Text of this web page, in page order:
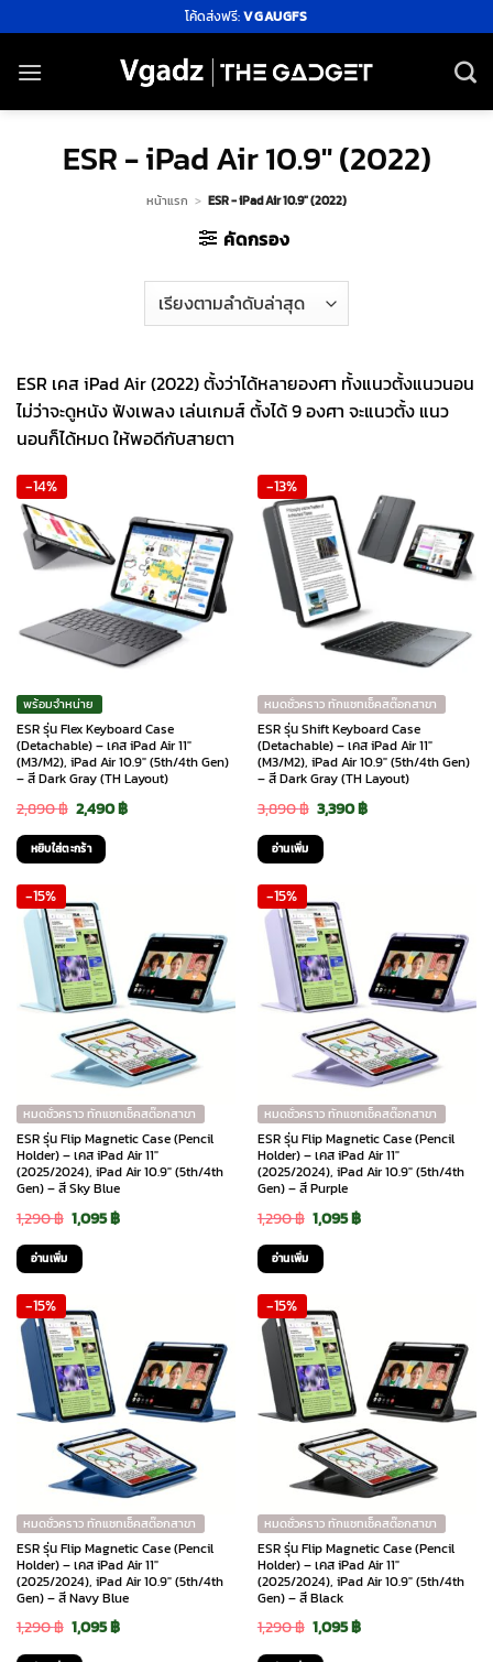
ไป
ยัง
โค้ดส่งฟรี:VGAUGFS
ESR - iPad Air 10.9" (2022)
หน้าแรก > ESR - iPad Air 10.9" (2022)
คัดกรอง
ESR เคส iPad Air (2022) ตั้งว่าได้หลายองศา ทั้งแนวตั้งแนวนอน
ไม่ว่าจะดูหนัง ฟังเพลง เล่นเกมส์ ตั้งได้ 9 องศา จะแนวตั้ง แนว
นอนก็ได้หมด ให้พอดีกับสายตา
-14%
พร้อมจำหน่าย
ESR รุ่น Flex Keyboard Case
(Detachable) – เคส iPad Air 11″
(M3/M2), iPad Air 10.9″ (5th/4th Gen)
– สี Dark Gray (TH Layout)
2,890฿ Original
price
was:
2,890 ฿.
2,490฿Current
หยิบใส่ตะกร้า
-13%
หมดชั่วคราว ทักแชทเช็คสต๊อกสาขา
ESR รุ่น Shift Keyboard Case
(Detachable) – เคส iPad Air 11″
(M3/M2), iPad Air 10.9″ (5th/4th Gen)
– สี Dark Gray (TH Layout)
3,890฿ Original
price
was:
3,890 ฿.
3,390฿Current
อ่านเพิ่ม
-15%
หมดชั่วคราว ทักแชทเช็คสต๊อกสาขา
ESR รุ่น Flip Magnetic Case (Pencil
Holder) – เคส iPad Air 11″
(2025/2024), iPad Air 10.9″ (5th/4th
Gen) – สี Sky Blue
1,290฿ Original
price
was:
1,290 ฿.
1,095฿Current
อ่านเพิ่ม
-15%
หมดชั่วคราว ทักแชทเช็คสต๊อกสาขา
ESR รุ่น Flip Magnetic Case (Pencil
Holder) – เคส iPad Air 11″
(2025/2024), iPad Air 10.9″ (5th/4th
Gen) – สี Purple
1,290฿ Original
price
was:
1,290 ฿.
1,095฿Current
อ่านเพิ่ม
-15%
หมดชั่วคราว ทักแชทเช็คสต๊อกสาขา
ESR รุ่น Flip Magnetic Case (Pencil
Holder) – เคส iPad Air 11″
(2025/2024), iPad Air 10.9″ (5th/4th
Gen) – สี Navy Blue
1,290฿ Original
price
1,095฿Current
-15%
หมดชั่วคราว ทักแชทเช็คสต๊อกสาขา
ESR รุ่น Flip Magnetic Case (Pencil
Holder) – เคส iPad Air 11″
(2025/2024), iPad Air 10.9″ (5th/4th
Gen) – สี Black
1,290฿ Original
price
1,095฿Current